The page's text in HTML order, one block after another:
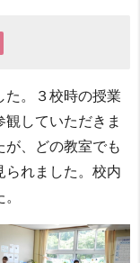
。３校時の授業
していただきま
が、どの教室でも
られました。校内